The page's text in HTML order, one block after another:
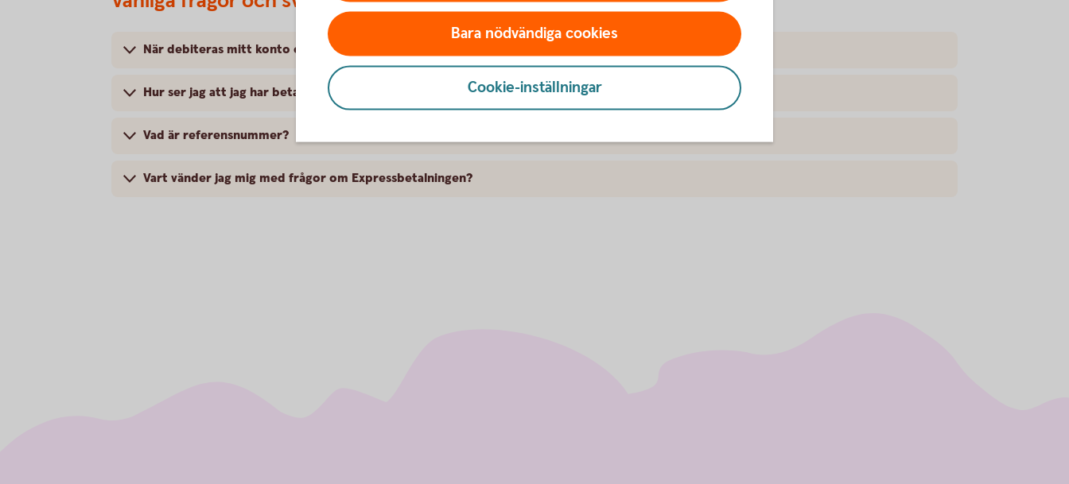
När debiteras mitt konto om jag väljer Expressbetalning?
Hur ser jag att jag har betalat med Expressbetalning?
Vad är referensnummer?
Vart vänder jag mig med frågor om Expressbetalningen?
Bara nödvändiga cookies
Cookie-inställningar